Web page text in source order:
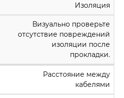
Изоляция
Визуально проверьте
отсутствие повреждений
изоляции после
прокладки.
Расстояние между
кабелями